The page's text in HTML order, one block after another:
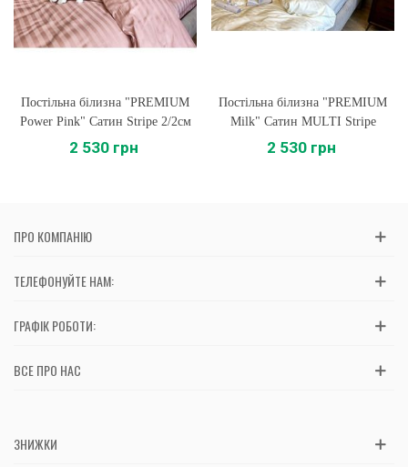
Постільна білизна "PREMIUM
Power Pink" Сатин Stripe 2/2см
2 530 грн
Постільна білизна "PREMIUM
Milk" Сатин MULTI Stripe
2 530 грн
ПРО КОМПАНІЮ
ТЕЛЕФОНУЙТЕ НАМ:
ГРАФІК РОБОТИ:
ВСЕ ПРО НАС
ЗНИЖКИ